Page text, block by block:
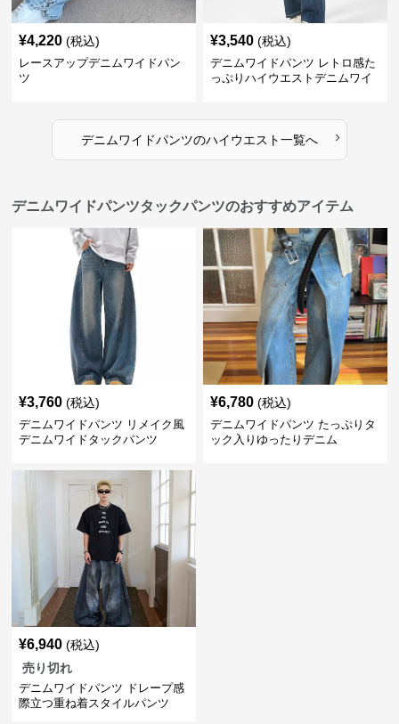
¥4,220 (税込)
レースアップデニムワイドパン
ツ
¥3,540 (税込)
デニムワイドパンツ レトロ感た
っぷりハイウエストデニムワイ
デニムワイドパンツのハイウエスト一覧へ ›
デニムワイドパンツタックパンツのおすすめアイテム
¥3,760 (税込)
デニムワイドパンツ リメイク風
デニムワイドタックパンツ
¥6,780 (税込)
デニムワイドパンツ たっぷりタ
ック入りゆったりデニム
¥6,940 (税込)
売り切れ
デニムワイドパンツ ドレープ感
際立つ重ね着スタイルパンツ